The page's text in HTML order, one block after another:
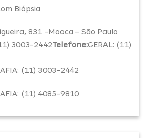
Biópsia
831 -Mooca – São Paulo
3003-2442Telefone:GERAL: (11)
(11) 3003-2442
(11) 4085-9810